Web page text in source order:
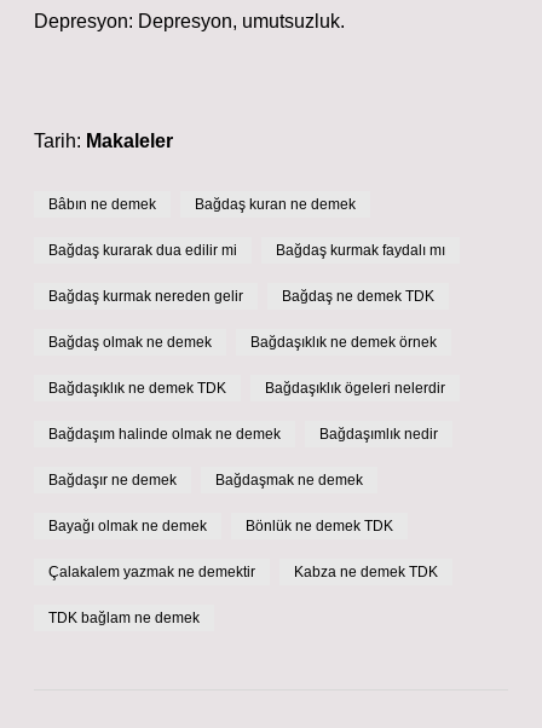
Depresyon: Depresyon, umutsuzluk.
Tarih: Makaleler
Bâbın ne demek Bağdaş kuran ne demek
Bağdaş kurarak dua edilir mi Bağdaş kurmak faydalı mı
Bağdaş kurmak nereden gelir Bağdaş ne demek TDK
Bağdaş olmak ne demek Bağdaşıklık ne demek örnek
Bağdaşıklık ne demek TDK Bağdaşıklık ögeleri nelerdir
Bağdaşım halinde olmak ne demek Bağdaşımlık nedir
Bağdaşır ne demek Bağdaşmak ne demek
Bayağı olmak ne demek Bönlük ne demek TDK
Çalakalem yazmak ne demektir Kabza ne demek TDK
TDK bağlam ne demek